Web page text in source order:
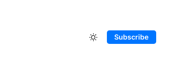
Subscribe